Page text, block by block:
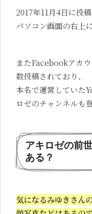
2017年11月4日に投
パソコン画面の右上
またFacebookアカ
数投稿されており、
本名で運営していた
ロゼのチャンネルも
アキロゼの前
ある？
気になるみゆきさん